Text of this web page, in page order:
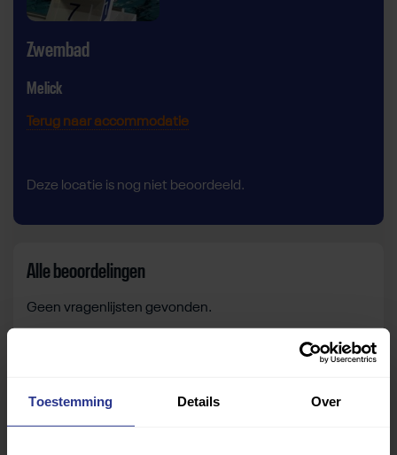
Toestemming Details Over
Zwembad
Melick
Terug naar accommodatie
Deze locatie is nog niet beoordeeld.
Alle beoordelingen
Geen vragenlijsten gevonden.
Zelf beoordelen
Om deze sportruimte te beoordelen moet je ingelogd